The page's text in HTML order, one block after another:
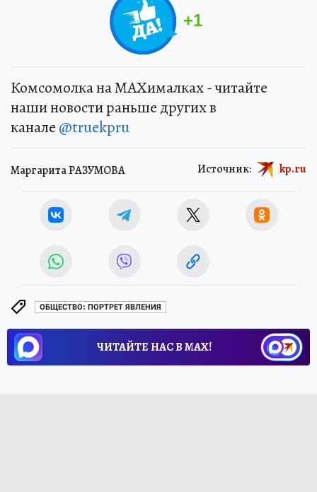
+1
Комсомолка на MAXималках - читайте
наши новости раньше других в
канале @truekpru
Маргарита РАЗУМОВА Источник: kp.ru
ОБЩЕСТВО: ПОРТРЕТ ЯВЛЕНИЯ
ЧИТАЙТЕ НАС В МАХ!